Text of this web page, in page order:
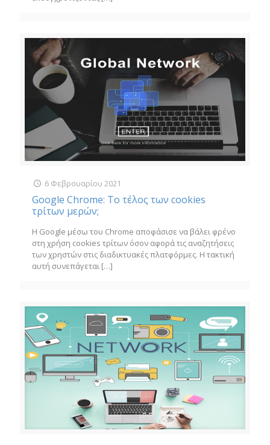
6 Φεβρουαρίου 2021
Google Chrome: Το τέλος των cookies
τρίτων μερών;
Η Google μέσω του Chrome αποφάσισε να βάλει φρένο
στη χρήση cookies τρίτων όσον αφορά τις αναζητήσεις
των χρηστών στις διαδικτυακές πλατφόρμες. Η τακτική
αυτή συνεπάγεται […]